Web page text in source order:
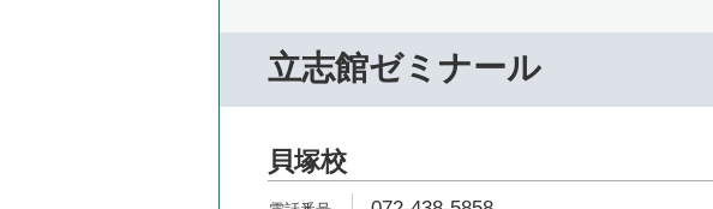
立志館ゼミナール
貝塚校